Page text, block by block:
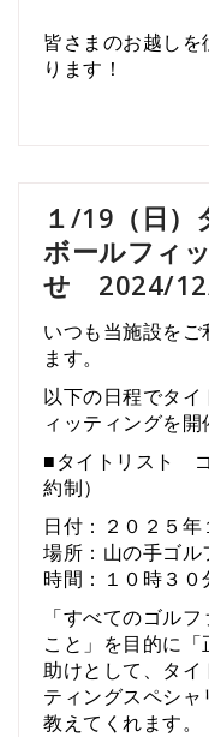
皆さまのお越し
ります！
１/19（日
ボールフィ
せ 2024/
いつも当施設を
ます。
以下の日程でタ
ィッティングを開
■タイトリスト
約制）
日付：２０２５年
場所：山の手ゴ
時間：１０時３
「すべてのゴル
こと」を目的に
助けとして、タイ
ティングスペシ
教えてくれます。